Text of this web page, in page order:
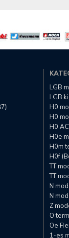
LGB
LGB
H0
H0
H0
H0e
H0m
H0f
TT
TT
N
N
Z
O
Oe
1-es